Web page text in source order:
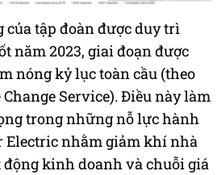
của tập đoàn được duy trì
năm 2023, giai đoạn được
nóng kỷ lục toàn cầu (theo
Service). Điều này làm
trong những nỗ lực hành
Electric nhằm giảm khí nhà
kinh doanh và chuỗi giá